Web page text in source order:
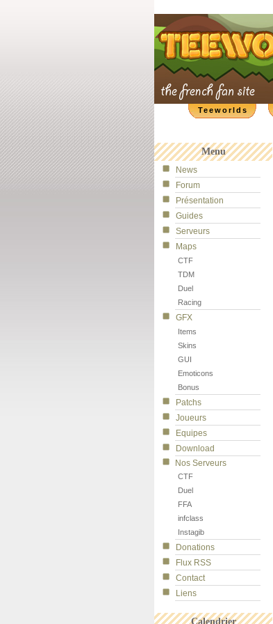
Teeworlds
Menu
News
Forum
Présentation
Guides
Serveurs
Maps
CTF
TDM
Duel
Racing
GFX
Items
Skins
GUI
Emoticons
Bonus
Patchs
Joueurs
Equipes
Download
Nos Serveurs
CTF
Duel
FFA
infclass
Instagib
Donations
Flux RSS
Contact
Liens
Calendrier